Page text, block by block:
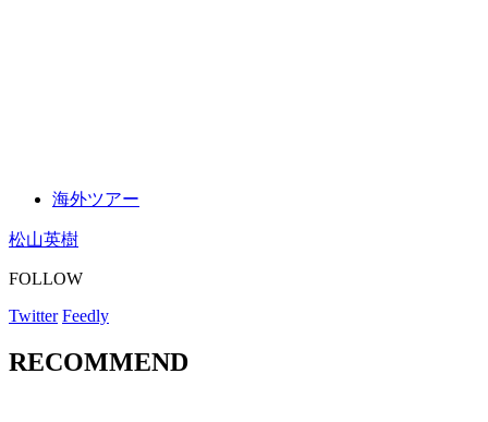
海外ツアー
松山英樹
FOLLOW
Twitter Feedly
RECOMMEND